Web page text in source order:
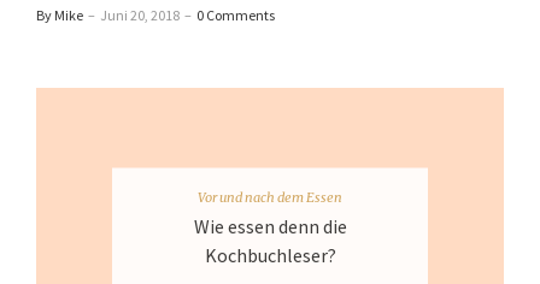
By Mike – Juni 20, 2018 – 0 Comments
Vor und nach dem Essen
Wie essen denn die
Kochbuchleser?